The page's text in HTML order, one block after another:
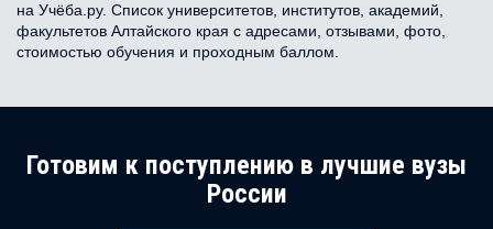
на Учёба.ру. Список университетов, институтов, академий,
факультетов Алтайского края с адресами, отзывами, фото,
стоимостью обучения и проходным баллом.
Готовим к поступлению в лучшие вузы
России